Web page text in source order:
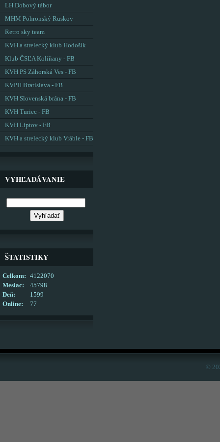
LH Dobový tábor
MHM Pohronský Ruskov
Retro sky team
KVH a strelecký klub Hodošík
Klub ČSĽA Kolíňany - FB
KVH PS Záhorská Ves - FB
KVPH Bratislava - FB
KVH Slovenská brána - FB
KVH Turiec - FB
KVH Liptov - FB
KVH a strelecký klub Vráble - FB
VYHĽADÁVANIE
ŠTATISTIKY
Online: 77
Celkom:
4122070
Mesiac:
45798
Deň:
1599
©